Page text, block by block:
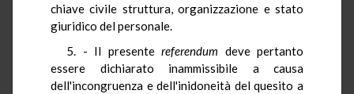
chiave civile struttura, organizzazione e stato
giuridico del personale.
5. - Il presente referendum deve pertanto
essere dichiarato inammissibile a causa
dell'incongruenza e dell'inidoneità del quesito a